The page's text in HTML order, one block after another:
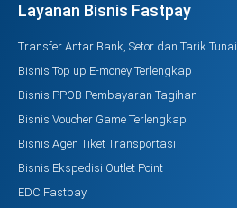
Layanan Bisnis Fastpay
Transfer Antar Bank, Setor dan Tarik Tunai
Bisnis Top up E-money Terlengkap
Bisnis PPOB Pembayaran Tagihan
Bisnis Voucher Game Terlengkap
Bisnis Agen Tiket Transportasi
Bisnis Ekspedisi Outlet Point
EDC Fastpay